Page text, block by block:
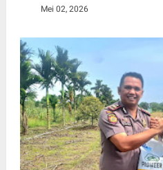
Mei 02, 2026